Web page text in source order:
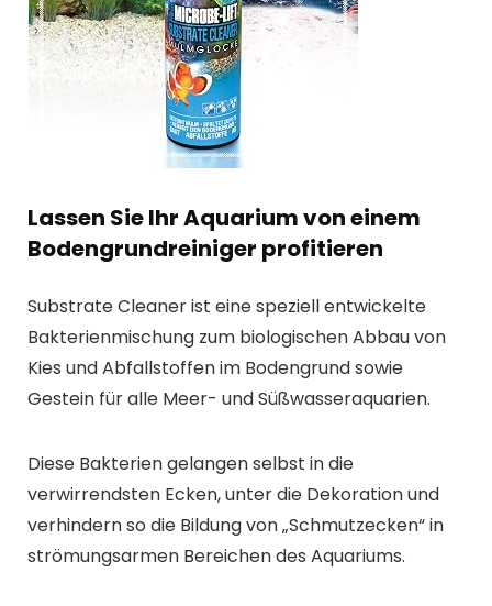
Lassen Sie Ihr Aquarium von einem
Bodengrundreiniger profitieren
Substrate Cleaner ist eine speziell entwickelte
Bakterienmischung zum biologischen Abbau von
Kies und Abfallstoffen im Bodengrund sowie
Gestein für alle Meer- und Süßwasseraquarien.
Diese Bakterien gelangen selbst in die
verwirrendsten Ecken, unter die Dekoration und
verhindern so die Bildung von „Schmutzecken“ in
strömungsarmen Bereichen des Aquariums.